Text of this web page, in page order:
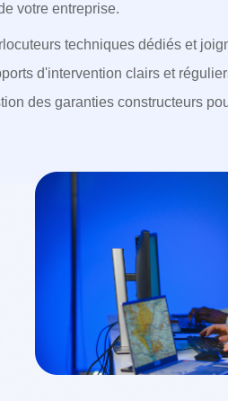
votre entreprise.
techniques dédiés et
d'intervention clairs et
des garanties constructeurs